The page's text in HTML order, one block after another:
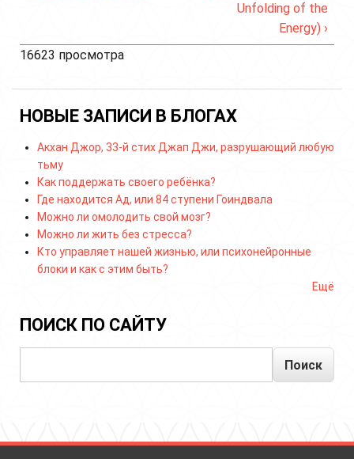
Unfolding of the
Energy) ›
16623 просмотра
НОВЫЕ ЗАПИСИ В БЛОГАХ
Акхан Джор, 33-й стих Джап Джи, разрушающий любую
тьму
Как поддержать своего ребёнка?
Где находится Ад, или 84 ступени Гоиндвала
Можно ли омолодить свой мозг?
Можно ли жить без стресса?
Кто управляет нашей жизнью, или психонейронные
блоки и как с этим быть?
Ещё
ПОИСК ПО САЙТУ